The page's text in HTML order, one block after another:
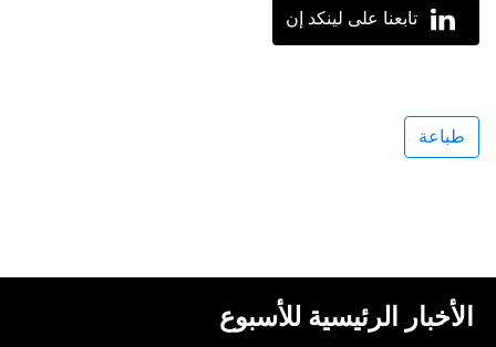
تابعنا على لينكد إن
طباعة
الأخبار الرئيسية للأسبوع